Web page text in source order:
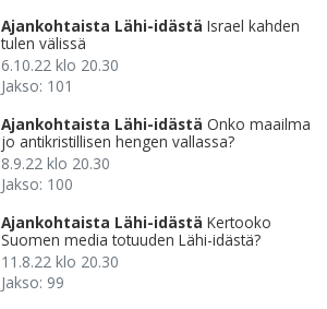
Ajankohtaista Lähi-idästä Israel kahden
tulen välissä
6.10.22 klo 20.30
Jakso: 101
Ajankohtaista Lähi-idästä Onko maailma
jo antikristillisen hengen vallassa?
8.9.22 klo 20.30
Jakso: 100
Ajankohtaista Lähi-idästä Kertooko
Suomen media totuuden Lähi-idästä?
11.8.22 klo 20.30
Jakso: 99